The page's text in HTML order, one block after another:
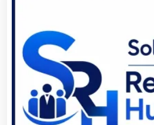
Avaluos
Balnearios